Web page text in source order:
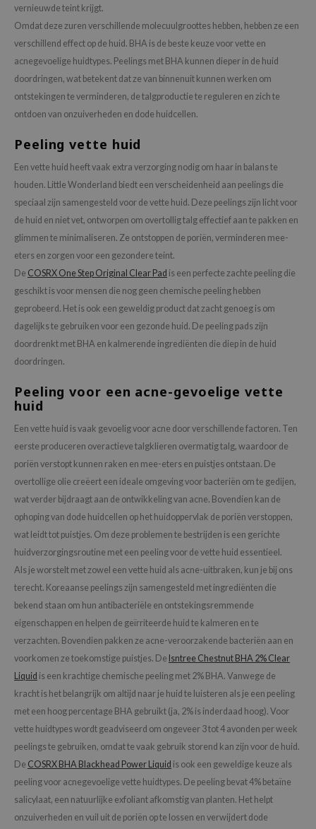
vernieuwde teint krijgt.
Omdat deze zuren verschillende molecuulgroottes hebben, hebben ze een
verschillend effect op de huid. BHA is de beste keuze voor vette en
acnegevoelige huidtypes. Peelings met BHA kunnen dieper in de huid
doordringen, wat betekent dat ze van binnenuit kunnen werken om
ontstekingen te verminderen, de talgproductie te reguleren en zich te
ontdoen van onzuiverheden en dode huidcellen.
Peeling vette huid
Een vette huid heeft vaak extra verzorging nodig om haar in balans te
houden. Little Wonderland biedt een verscheidenheid aan peelings die
speciaal zijn samengesteld voor de vette huid. Deze peelings zijn licht voor
de huid en niet vet, ontworpen om overtollig talg effectief aan te pakken en
glimmen te minimaliseren. Ze ontstoppen de poriën, verminderen mee-
eters en zorgen voor een gezondere teint.
De COSRX One Step Original Clear Pad is een perfecte zachte peeling die
geschikt is voor mensen die nog geen chemische peeling hebben
geprobeerd. Het is ook een geweldig product dat zacht genoeg is om
dagelijks te gebruiken voor een gezonde huid. De peeling pads zijn
doordrenkt met BHA en kalmerende ingrediënten die diep in de huid
doordringen.
Peeling voor een acne-gevoelige vette
huid
Een vette huid is vaak gevoelig voor acne door verschillende factoren. Ten
eerste produceren overactieve talgklieren overmatig talg, waardoor de
poriën verstopt kunnen raken en mee-eters en puistjes ontstaan. De
overtollige olie creëert een ideale omgeving voor bacteriën om te gedijen,
wat verder bijdraagt aan de ontwikkeling van acne. Bovendien kan de
ophoping van dode huidcellen op het huidoppervlak de poriën verstoppen,
wat leidt tot puistjes. Om deze problemen te bestrijden is een gerichte
huidverzorgingsroutine met een peeling voor de vette huid essentieel.
Als je worstelt met zowel een vette huid als acne-uitbraken, kun je bij ons
terecht. Koreaanse peelings zijn samengesteld met ingrediënten die
bekend staan om hun antibacteriële en ontstekingsremmende
eigenschappen en helpen de geïrriteerde huid te kalmeren en te
verzachten. Bovendien pakken ze acne-veroorzakende bacteriën aan en
voorkomen ze toekomstige puistjes. De Isntree Chestnut BHA 2% Clear
Liquid is een krachtige chemische peeling met 2% BHA. Vanwege de
kracht is het belangrijk om altijd naar je huid te luisteren als je een peeling
met een hoog percentage BHA gebruikt (ja, 2% is inderdaad hoog). Voor
vette huidtypes wordt geadviseerd om ongeveer 3 tot 4 avonden per week
peelings te gebruiken, omdat te vaak gebruik storend kan zijn voor de huid.
De COSRX BHA Blackhead Power Liquid is ook een geweldige keuze als
peeling voor acnegevoelige vette huidtypes. De peeling bevat 4% betaïne
salicylaat, een natuurlijke exfoliant afkomstig van planten. Het helpt
onzuiverheden en vuil uit de poriën op te lossen en verwijdert dode